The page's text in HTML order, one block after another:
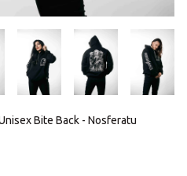
Bite Back - Nosferatu